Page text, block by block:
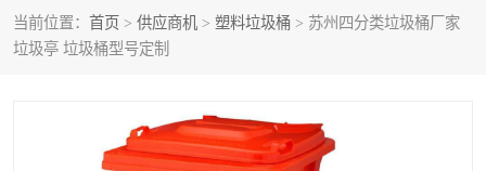
当前位置： 首页 > 供应商机 > 塑料垃圾桶 > 苏州四分类垃圾桶厂家
垃圾亭 垃圾桶型号定制
防疫岗亭 吸烟岗亭